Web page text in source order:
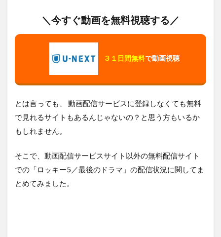
方
＼今すぐ動画を無料視聴する／
３１日間無料で動画視聴
とは言っても、 動画配信サービスに登録しなくても無料
で見れるサイトもあるんじゃないの？と思う方もいるか
もしれません。
そこで、動画配信サービスサイト以外の無料配信サイト
での「ロッキー5／最後のドラマ」の配信状況に関してま
とめてみました。